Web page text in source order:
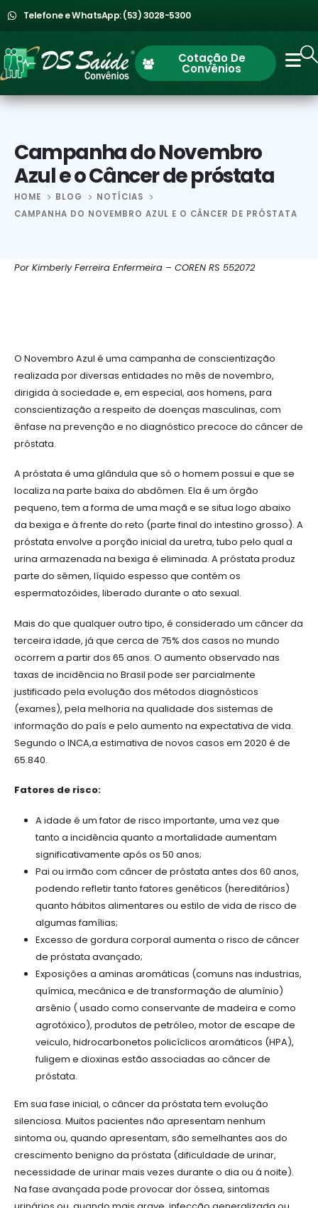
Telefone e WhatsApp: (53) 3028-5300
Cotação De
Convênios
Campanha do Novembro
Azul e o Câncer de próstata
HOME BLOG
NOTÍCIAS
CAMPANHA DO NOVEMBRO AZUL E O CÂNCER DE PRÓSTATA
Por Kimberly Ferreira Enfermeira – COREN RS 552072
O Novembro Azul é uma campanha de conscientização
realizada por diversas entidades no mês de novembro,
dirigida à sociedade e, em especial, aos homens, para
conscientização a respeito de doenças masculinas, com
ênfase na prevenção e no diagnóstico precoce do câncer de
próstata.
A próstata é uma glândula que só o homem possui e que se
localiza na parte baixa do abdômen. Ela é um órgão
pequeno, tem a forma de uma maçã e se situa logo abaixo
da bexiga e à frente do reto (parte final do intestino grosso). A
próstata envolve a porção inicial da uretra, tubo pelo qual a
urina armazenada na bexiga é eliminada. A próstata produz
parte do sêmen, líquido espesso que contém os
espermatozóides, liberado durante o ato sexual.
Mais do que qualquer outro tipo, é considerado um câncer da
terceira idade, já que cerca de 75% dos casos no mundo
ocorrem a partir dos 65 anos. O aumento observado nas
taxas de incidência no Brasil pode ser parcialmente
justificado pela evolução dos métodos diagnósticos
(exames), pela melhoria na qualidade dos sistemas de
informação do país e pelo aumento na expectativa de vida.
Segundo o INCA,a estimativa de novos casos em 2020 é de
65.840.
Fatores de risco:
A idade é um fator de risco importante, uma vez que
tanto a incidência quanto a mortalidade aumentam
significativamente após os 50 anos;
Pai ou irmão com câncer de próstata antes dos 60 anos,
podendo refletir tanto fatores genéticos (hereditários)
quanto hábitos alimentares ou estilo de vida de risco de
algumas famílias;
Excesso de gordura corporal aumenta o risco de câncer
de próstata avançado;
Exposições a aminas aromáticas (comuns nas industrias,
química, mecânica e de transformação de alumínio)
arsênio ( usado como conservante de madeira e como
agrotóxico), produtos de petróleo, motor de escape de
veiculo, hidrocarbonetos policíclicos aromáticos (HPA),
fuligem e dioxinas estão associadas ao câncer de
próstata.
Em sua fase inicial, o câncer da próstata tem evolução
silenciosa. Muitos pacientes não apresentam nenhum
sintoma ou, quando apresentam, são semelhantes aos do
crescimento benigno da próstata (dificuldade de urinar,
necessidade de urinar mais vezes durante o dia ou á noite).
Na fase avançada pode provocar dor óssea, sintomas